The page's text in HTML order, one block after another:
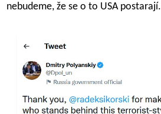
nebudeme, že se o to USA postarají.